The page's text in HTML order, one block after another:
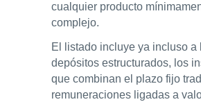
cualquier producto
complejo.
El listado incluye ya incluso a
depósitos estructurados, los
que combinan el plazo fijo
remuneraciones ligadas a